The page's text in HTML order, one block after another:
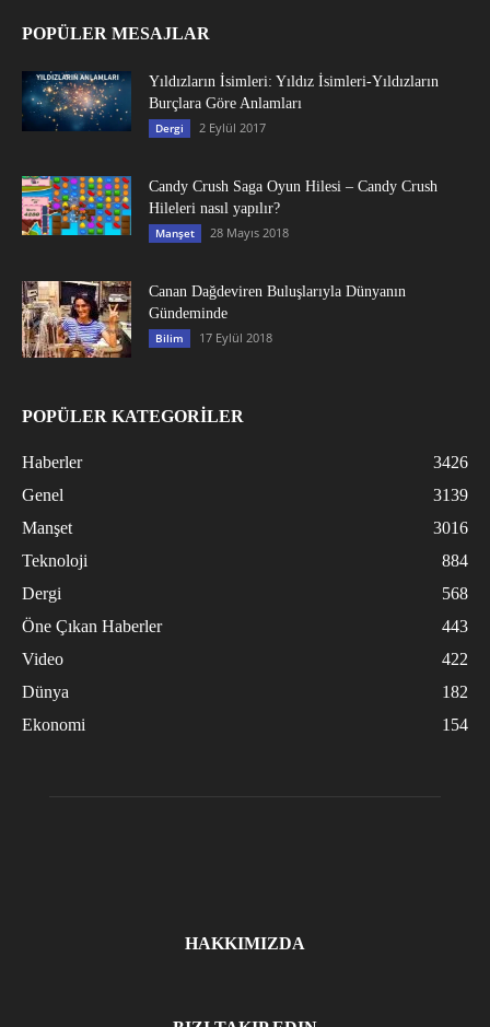
POPÜLER MESAJLAR
Yıldızların İsimleri: Yıldız İsimleri-Yıldızların
Burçlara Göre Anlamları
Dergi 2 Eylül 2017
Candy Crush Saga Oyun Hilesi – Candy Crush
Hileleri nasıl yapılır?
Manşet 28 Mayıs 2018
Canan Dağdeviren Buluşlarıyla Dünyanın
Gündeminde
Bilim 17 Eylül 2018
POPÜLER KATEGORİLER
Haberler
3426
Genel
3139
Manşet
3016
Teknoloji
884
Dergi
568
Öne Çıkan Haberler
443
Video
422
Dünya
182
Ekonomi
154
HAKKIMIZDA